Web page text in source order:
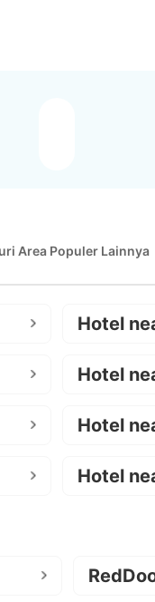
Area Populer Lainnya
Hotel
Hotel
Hotel
Hotel